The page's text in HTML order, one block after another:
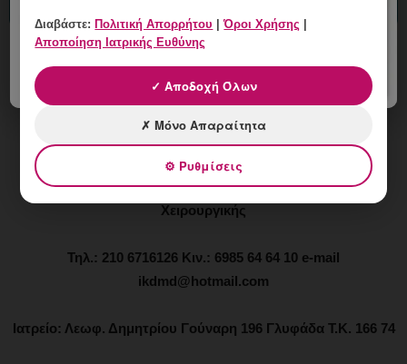
Ιωάννης Κ. Δημητρακόπουλος
Μάστερ Αισθητικής Ιατρικής - Αναίμακτης Αισθητικής
Γυναικολογίας - Αναγεννητικής Ιατρικής και Αναίμακτης
Χειρουργικής
Τηλ.: 210 6716126 Κιν.: 6985 64 64 10 e-mail
ikdmd@hotmail.com
Ιατρείο: Λεωφ. Δημητρίου Γούναρη 196 Γλυφάδα Τ.Κ. 166 74
Διαβάστε:Πολιτική Απορρήτου |Όροι Χρήσης |
Αποποίηση Ιατρικής Ευθύνης
✓ Αποδοχή Όλων
✗ Μόνο Απαραίτητα
⚙ Ρυθμίσεις